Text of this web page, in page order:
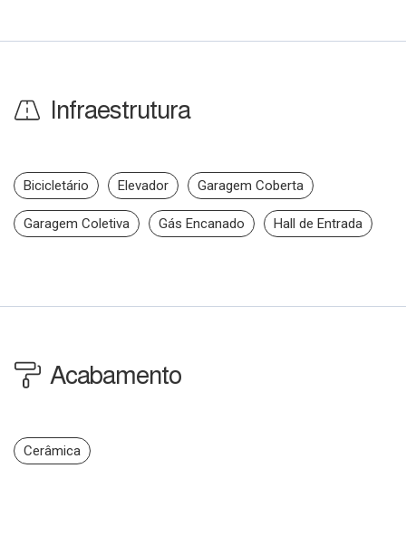
Infraestrutura
Bicicletário Elevador Garagem Coberta
Garagem Coletiva Gás Encanado Hall de Entrada
Acabamento
Cerâmica